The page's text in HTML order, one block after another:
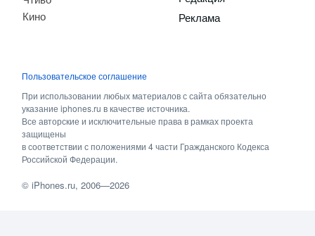
Кино
Реклама
Пользовательское соглашение
При использовании любых материалов с сайта обязательно
указание iphones.ru в качестве источника.
Все авторские и исключительные права в рамках проекта
защищены
в соответствии с положениями 4 части Гражданского Кодекса
Российской Федерации.
©iPhones.ru, 2006—2026